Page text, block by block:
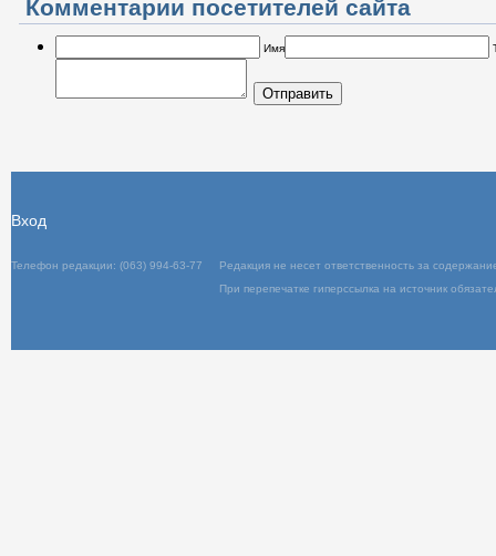
Комментарии посетителей сайта
Имя
Отправить
Телефон редакции: (063) 994-63-77
При